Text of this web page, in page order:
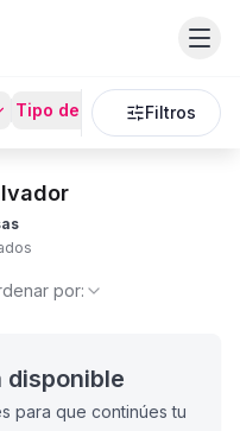
Tipo de PropiedadFiltros
por:
disponible
para que continúes tu